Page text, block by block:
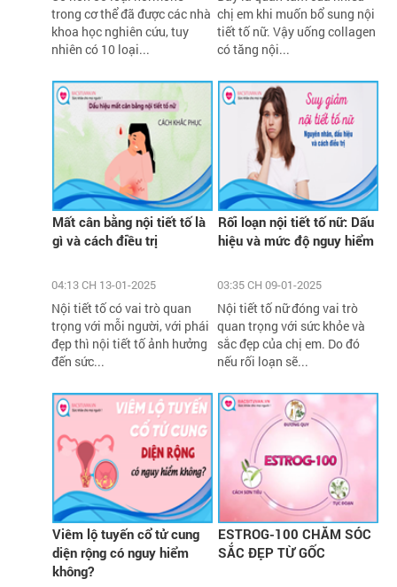
trong cơ thể đã được các nhà
khoa học nghiên cứu, tuy
nhiên có 10 loại...
chị em khi muốn bổ sung nội
tiết tố nữ. Vậy uống collagen
có tăng nội...
Mất cân bằng nội tiết tố là
gì và cách điều trị
04:13 CH 13-01-2025
Nội tiết tố có vai trò quan
trọng với mỗi người, với phái
đẹp thì nội tiết tố ảnh hưởng
đến sức...
Rối loạn nội tiết tố nữ: Dấu
hiệu và mức độ nguy hiểm
03:35 CH 09-01-2025
Nội tiết tố nữ đóng vai trò
quan trọng với sức khỏe và
sắc đẹp của chị em. Do đó
nếu rối loạn sẽ...
Viêm lộ tuyến cổ tử cung
diện rộng có nguy hiểm
không?
ESTROG-100 CHĂM SÓC
SẮC ĐẸP TỪ GỐC